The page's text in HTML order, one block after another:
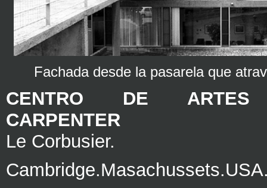
Fachada desde la pasarela que
CENTRO DE ARTES
CARPENTER
Le Corbusier.